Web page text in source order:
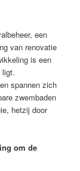
een
van renovatie
is een
ligt.
spannen zich
zwembaden
hetzij door
om de